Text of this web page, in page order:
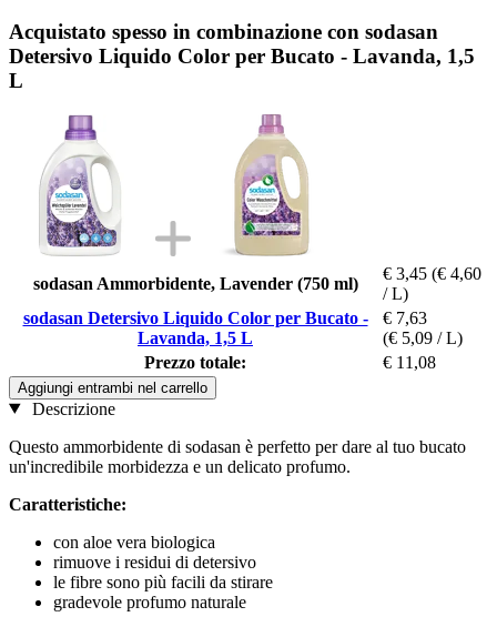
Acquistato spesso in combinazione con sodasan
Detersivo Liquido Color per Bucato - Lavanda, 1,5
L
sodasan Ammorbidente, Lavender (750 ml)
€ 3,45 (€ 4,60
/ L)
sodasan Detersivo Liquido Color per Bucato -
Lavanda, 1,5 L
€ 7,63
(€ 5,09 / L)
Prezzo totale:
€ 11,08
Aggiungi entrambi nel carrello
Descrizione
Questo ammorbidente di sodasan è perfetto per dare al tuo bucato
un'incredibile morbidezza e un delicato profumo.
Caratteristiche:
con aloe vera biologica
rimuove i residui di detersivo
le fibre sono più facili da stirare
gradevole profumo naturale